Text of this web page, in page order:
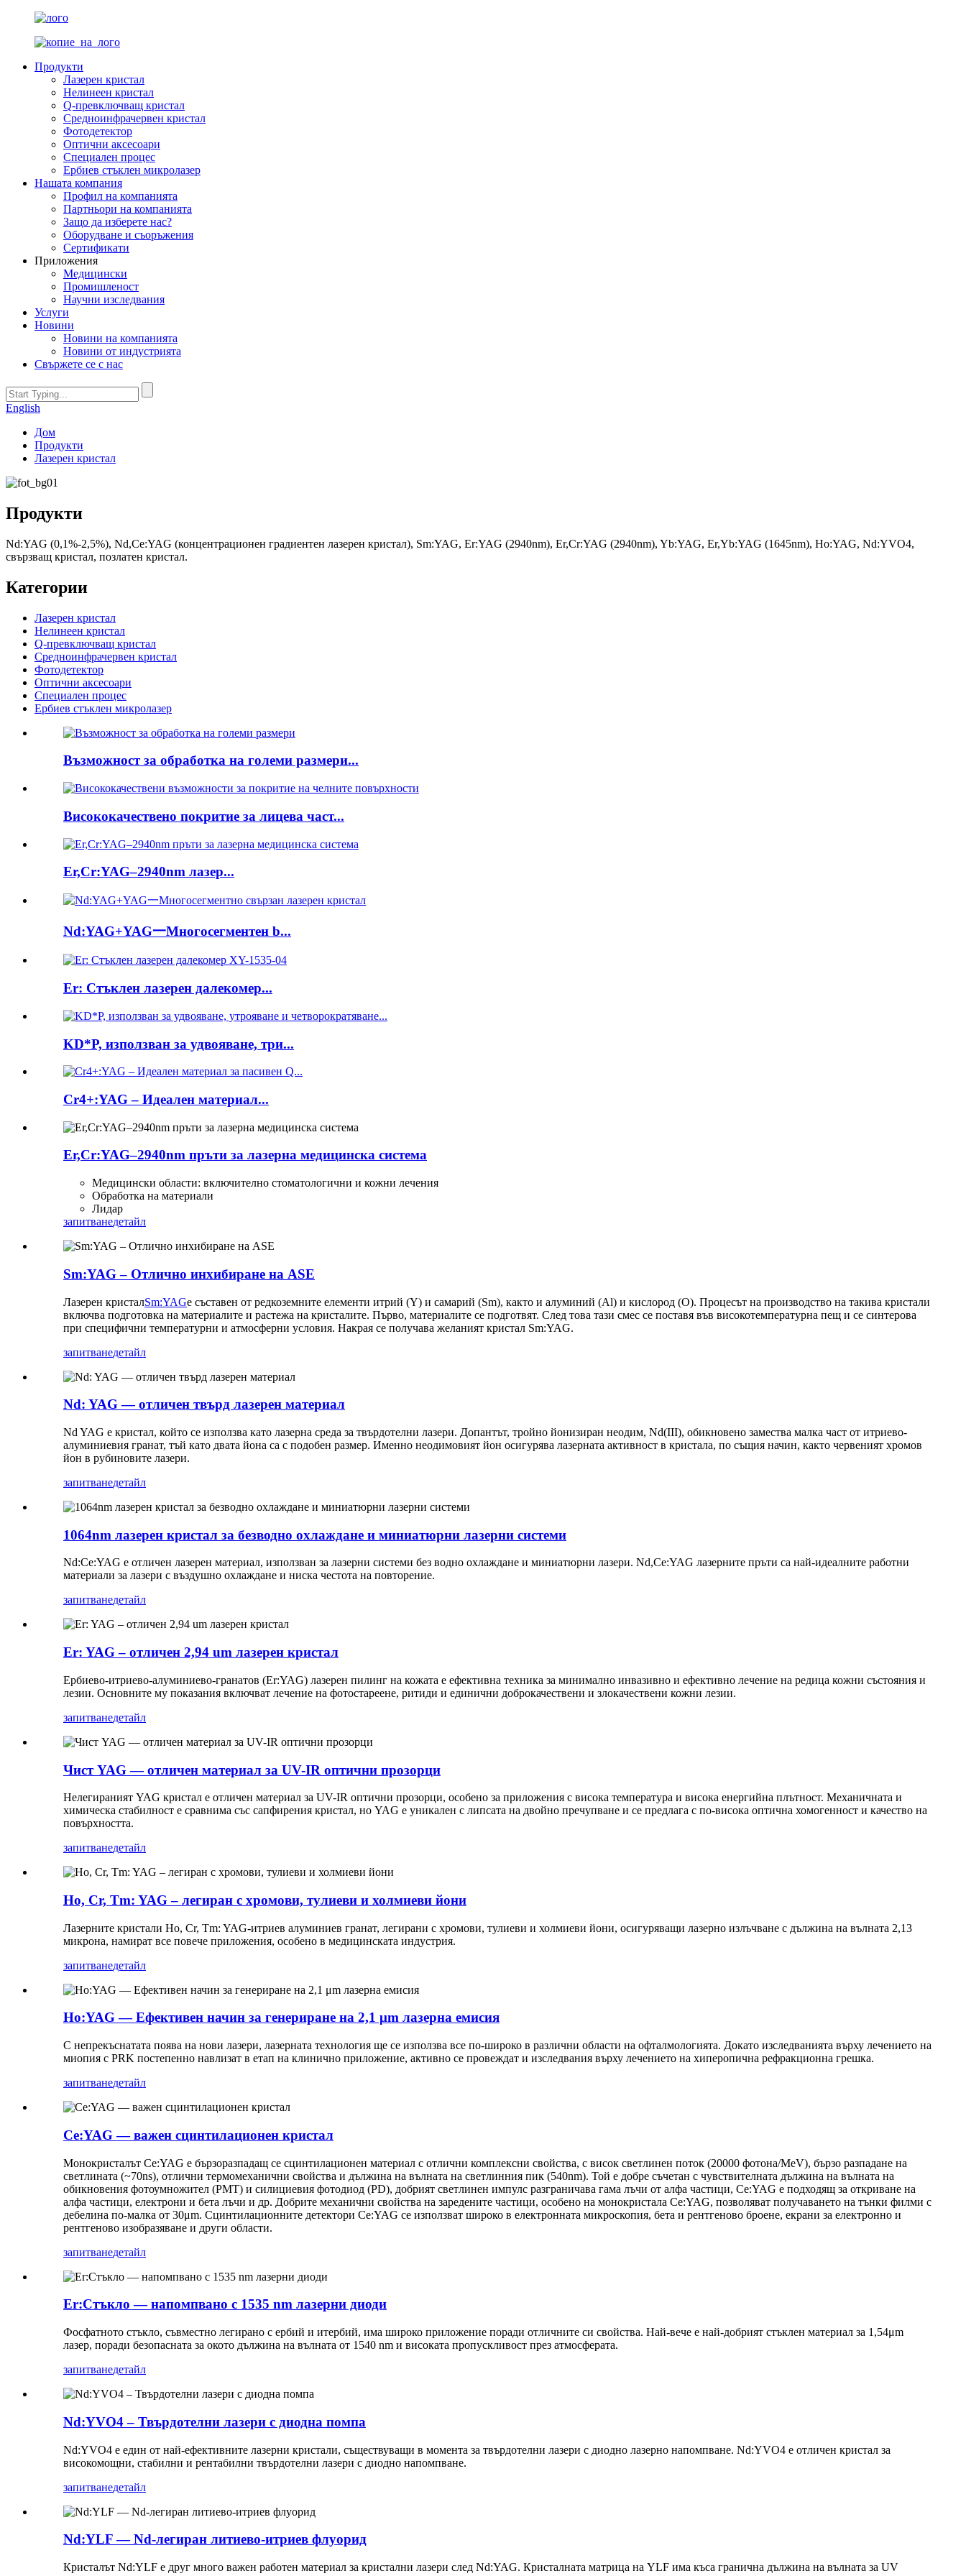
Продукти
Лазерен кристал
Нелинеен кристал
Q-превключващ кристал
Средноинфрачервен кристал
Фотодетектор
Оптични аксесоари
Специален процес
Ербиев стъклен микролазер
Нашата компания
Профил на компанията
Партньори на компанията
Защо да изберете нас?
Оборудване и съоръжения
Сертификати
Приложения
Медицински
Промишленост
Научни изследвания
Услуги
Новини
Новини на компанията
Новини от индустрията
Свържете се с нас
English
Дом
Продукти
Лазерен кристал
Продукти
Nd:YAG (0,1%-2,5%), Nd,Ce:YAG (концентрационен градиентен лазерен кристал), Sm:YAG, Er:YAG (2940nm), Er,Cr:YAG (2940nm), Yb:YAG, Er,Yb:YAG (1645nm), Ho:YAG, Nd:YVO4,
свързващ кристал, позлатен кристал.
Категории
Лазерен кристал
Нелинеен кристал
Q-превключващ кристал
Средноинфрачервен кристал
Фотодетектор
Оптични аксесоари
Специален процес
Ербиев стъклен микролазер
Възможност за обработка на големи размери...
Висококачествено покритие за лицева част...
Er,Cr:YAG–2940nm лазер...
Nd:YAG+YAG一Многосегментен b...
Er: Стъклен лазерен далекомер...
KD*P, използван за удвояване, три...
Cr4+:YAG – Идеален материал...
Er,Cr:YAG–2940nm пръти за лазерна медицинска система
Медицински области: включително стоматологични и кожни лечения
Обработка на материали
Лидар
запитванедетайл
Sm:YAG – Отлично инхибиране на ASE
Лазерен кристалSm:YAGе съставен от редкоземните елементи итрий (Y) и самарий (Sm), както и алуминий (Al) и кислород (O). Процесът на производство на такива кристали
включва подготовка на материалите и растежа на кристалите. Първо, материалите се подготвят. След това тази смес се поставя във високотемпературна пещ и се синтерова
при специфични температурни и атмосферни условия. Накрая се получава желаният кристал Sm:YAG.
запитванедетайл
Nd: YAG — отличен твърд лазерен материал
Nd YAG е кристал, който се използва като лазерна среда за твърдотелни лазери. Допантът, тройно йонизиран неодим, Nd(III), обикновено замества малка част от итриево-
алуминиевия гранат, тъй като двата йона са с подобен размер. Именно неодимовият йон осигурява лазерната активност в кристала, по същия начин, както червеният хромов
йон в рубиновите лазери.
запитванедетайл
1064nm лазерен кристал за безводно охлаждане и миниатюрни лазерни системи
Nd:Ce:YAG е отличен лазерен материал, използван за лазерни системи без водно охлаждане и миниатюрни лазери. Nd,Ce:YAG лазерните пръти са най-идеалните работни
материали за лазери с въздушно охлаждане и ниска честота на повторение.
запитванедетайл
Er: YAG – отличен 2,94 um лазерен кристал
Ербиево-итриево-алуминиево-гранатов (Er:YAG) лазерен пилинг на кожата е ефективна техника за минимално инвазивно и ефективно лечение на редица кожни състояния и
лезии. Основните му показания включват лечение на фотостареене, ритиди и единични доброкачествени и злокачествени кожни лезии.
запитванедетайл
Чист YAG — отличен материал за UV-IR оптични прозорци
Нелегираният YAG кристал е отличен материал за UV-IR оптични прозорци, особено за приложения с висока температура и висока енергийна плътност. Механичната и
химическа стабилност е сравнима със сапфирения кристал, но YAG е уникален с липсата на двойно пречупване и се предлага с по-висока оптична хомогенност и качество на
повърхността.
запитванедетайл
Ho, Cr, Tm: YAG – легиран с хромови, тулиеви и холмиеви йони
Лазерните кристали Ho, Cr, Tm: YAG-итриев алуминиев гранат, легирани с хромови, тулиеви и холмиеви йони, осигуряващи лазерно излъчване с дължина на вълната 2,13
микрона, намират все повече приложения, особено в медицинската индустрия.
запитванедетайл
Ho:YAG — Ефективен начин за генериране на 2,1 μm лазерна емисия
С непрекъснатата поява на нови лазери, лазерната технология ще се използва все по-широко в различни области на офталмологията. Докато изследванията върху лечението на
миопия с PRK постепенно навлизат в етап на клинично приложение, активно се провеждат и изследвания върху лечението на хиперопична рефракционна грешка.
запитванедетайл
Ce:YAG — важен сцинтилационен кристал
Монокристалът Ce:YAG е бързоразпадащ се сцинтилационен материал с отлични комплексни свойства, с висок светлинен поток (20000 фотона/MeV), бързо разпадане на
светлината (~70ns), отлични термомеханични свойства и дължина на вълната на светлинния пик (540nm). Той е добре съчетан с чувствителната дължина на вълната на
обикновения фотоумножител (PMT) и силициевия фотодиод (PD), добрият светлинен импулс разграничава гама лъчи от алфа частици, Ce:YAG е подходящ за откриване на
алфа частици, електрони и бета лъчи и др. Добрите механични свойства на заредените частици, особено на монокристала Ce:YAG, позволяват получаването на тънки филми с
дебелина по-малка от 30μm. Сцинтилационните детектори Ce:YAG се използват широко в електронната микроскопия, бета и рентгеново броене, екрани за електронно и
рентгеново изобразяване и други области.
запитванедетайл
Er:Стъкло — напомпвано с 1535 nm лазерни диоди
Фосфатното стъкло, съвместно легирано с ербий и итербий, има широко приложение поради отличните си свойства. Най-вече е най-добрият стъклен материал за 1,54μm
лазер, поради безопасната за окото дължина на вълната от 1540 nm и високата пропускливост през атмосферата.
запитванедетайл
Nd:YVO4 – Твърдотелни лазери с диодна помпа
Nd:YVO4 е един от най-ефективните лазерни кристали, съществуващи в момента за твърдотелни лазери с диодно лазерно напомпване. Nd:YVO4 е отличен кристал за
високомощни, стабилни и рентабилни твърдотелни лазери с диодно напомпване.
запитванедетайл
Nd:YLF — Nd-легиран литиево-итриев флуорид
Кристалът Nd:YLF е друг много важен работен материал за кристални лазери след Nd:YAG. Кристалната матрица на YLF има къса гранична дължина на вълната за UV